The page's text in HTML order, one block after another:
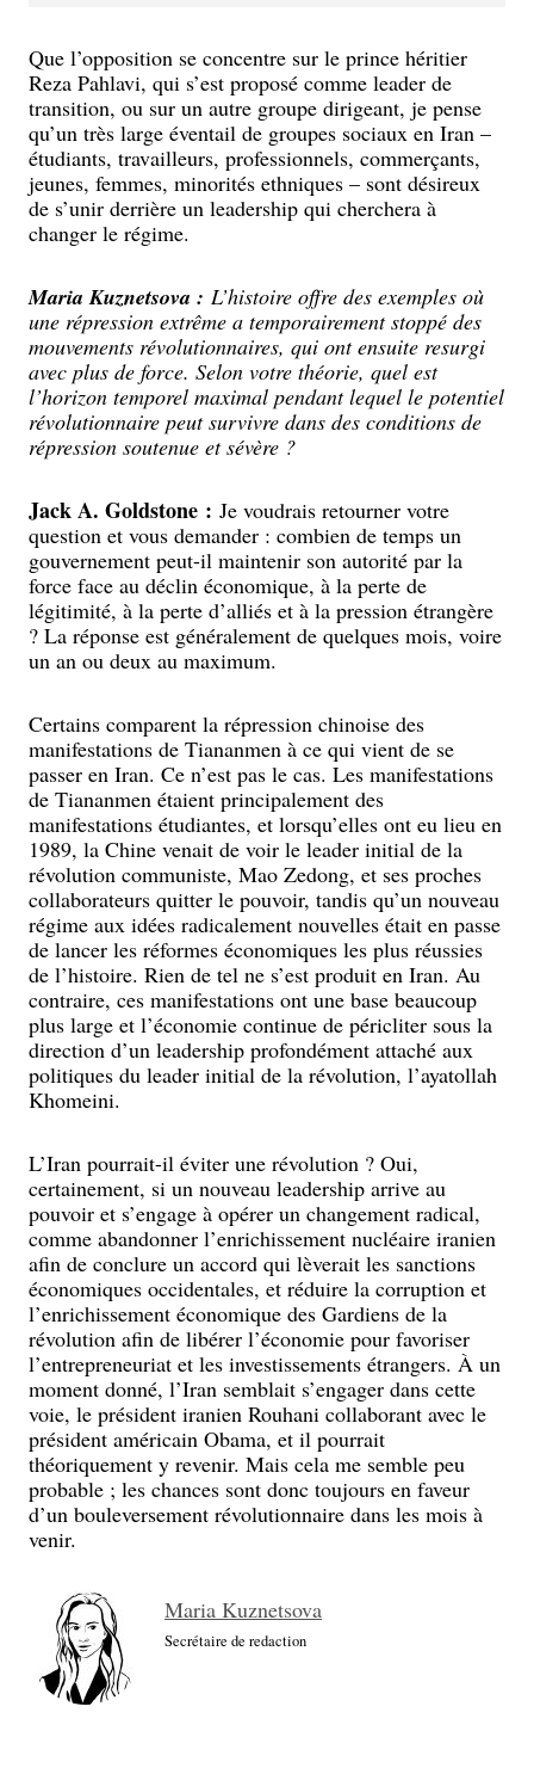
Que l’opposition se concentre sur le prince héritier
Reza Pahlavi, qui s’est proposé comme leader de
transition, ou sur un autre groupe dirigeant, je pense
qu’un très large éventail de groupes sociaux en Iran –
étudiants, travailleurs, professionnels, commerçants,
jeunes, femmes, minorités ethniques – sont désireux
de s’unir derrière un leadership qui cherchera à
changer le régime.
Maria Kuznetsova : L’histoire offre des exemples où
une répression extrême a temporairement stoppé des
mouvements révolutionnaires, qui ont ensuite resurgi
avec plus de force. Selon votre théorie, quel est
l’horizon temporel maximal pendant lequel le potentiel
révolutionnaire peut survivre dans des conditions de
répression soutenue et sévère ?
Jack A. Goldstone : Je voudrais retourner votre
question et vous demander : combien de temps un
gouvernement peut-il maintenir son autorité par la
force face au déclin économique, à la perte de
légitimité, à la perte d’alliés et à la pression étrangère
? La réponse est généralement de quelques mois, voire
un an ou deux au maximum.
Certains comparent la répression chinoise des
manifestations de Tiananmen à ce qui vient de se
passer en Iran. Ce n’est pas le cas. Les manifestations
de Tiananmen étaient principalement des
manifestations étudiantes, et lorsqu’elles ont eu lieu en
1989, la Chine venait de voir le leader initial de la
révolution communiste, Mao Zedong, et ses proches
collaborateurs quitter le pouvoir, tandis qu’un nouveau
régime aux idées radicalement nouvelles était en passe
de lancer les réformes économiques les plus réussies
de l’histoire. Rien de tel ne s’est produit en Iran. Au
contraire, ces manifestations ont une base beaucoup
plus large et l’économie continue de péricliter sous la
direction d’un leadership profondément attaché aux
politiques du leader initial de la révolution, l’ayatollah
Khomeini.
L’Iran pourrait-il éviter une révolution ? Oui,
certainement, si un nouveau leadership arrive au
pouvoir et s’engage à opérer un changement radical,
comme abandonner l’enrichissement nucléaire iranien
afin de conclure un accord qui lèverait les sanctions
économiques occidentales, et réduire la corruption et
l’enrichissement économique des Gardiens de la
révolution afin de libérer l’économie pour favoriser
l’entrepreneuriat et les investissements étrangers. À un
moment donné, l’Iran semblait s’engager dans cette
voie, le président iranien Rouhani collaborant avec le
président américain Obama, et il pourrait
théoriquement y revenir. Mais cela me semble peu
probable ; les chances sont donc toujours en faveur
d’un bouleversement révolutionnaire dans les mois à
venir.
Maria Kuznetsova
Secrétaire de redaction